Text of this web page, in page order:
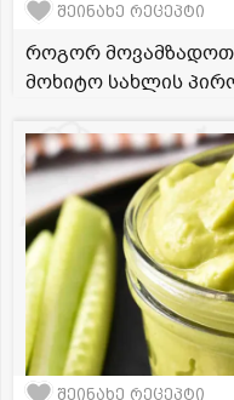
შეინახე რეცეპტი
როგორ
მოხიტო სახლის
შეინახე რეცეპტი